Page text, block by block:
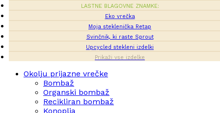
LASTNE BLAGOVNE ZNAMKE:
Eko vrečka
Moja steklenička Retap
Svinčnik, ki raste Sprout
Upcycled stekleni izdelki
Prikaži vse izdelke
Okolju prijazne vrečke
Bombaž
Organski bombaž
Recikliran bombaž
Konoplja